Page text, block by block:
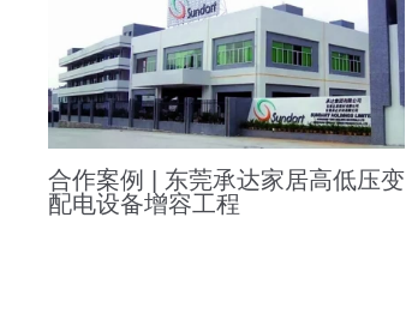
合作案例 | 东莞承达家居高低压变
配电设备增容工程